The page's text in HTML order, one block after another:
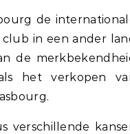
de
in een ander
de
het verkopen
verschillende